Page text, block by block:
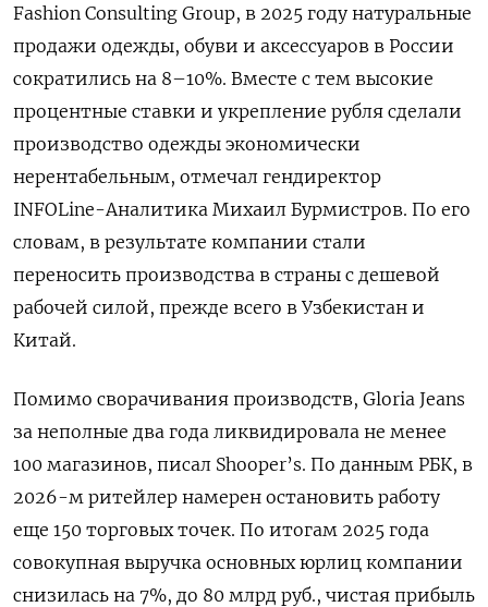
Fashion Consulting Group, в 2025 году натуральные
продажи одежды, обуви и аксессуаров в России
сократились на 8–10%. Вместе с тем высокие
процентные ставки и укрепление рубля сделали
производство одежды экономически
нерентабельным, отмечал гендиректор
INFOLine-Аналитика Михаил Бурмистров. По его
словам, в результате компании стали
переносить производства в страны с дешевой
рабочей силой, прежде всего в Узбекистан и
Китай.
Помимо сворачивания производств, Gloria Jeans
за неполные два года ликвидировала не менее
100 магазинов, писал Shooper’s. По данным РБК, в
2026-м ритейлер намерен остановить работу
еще 150 торговых точек. По итогам 2025 года
совокупная выручка основных юрлиц компании
снизилась на 7%, до 80 млрд руб., чистая прибыль